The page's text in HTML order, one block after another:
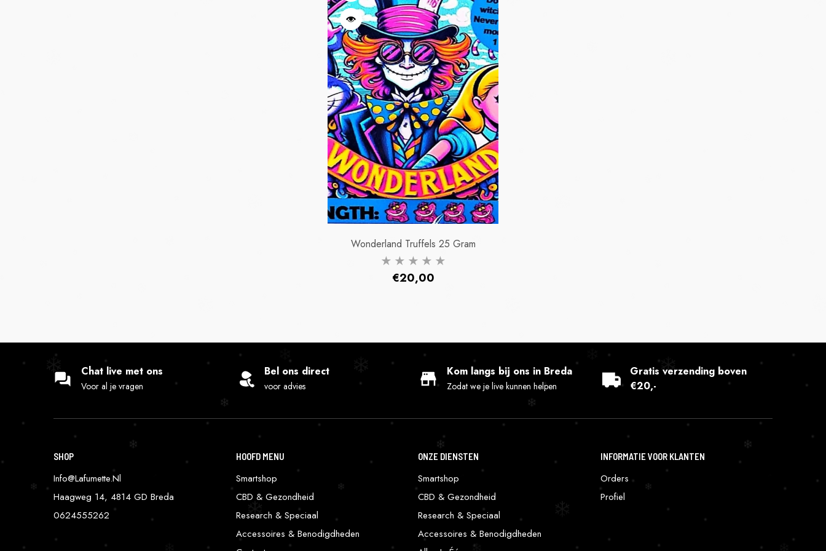
Wonderland Truffels 25 Gram
Prix
€20,00
Chat live met ons
Voor al je vragen
Bel ons direct
voor advies
Kom langs bij ons in Breda
Zodat we je live kunnen helpen
Gratis verzending boven
€20,-
SHOP
Info@lafumette.nl
Haagweg 14, 4814 GD Breda
0624555262
HOOFD MENU
Smartshop
CBD & Gezondheid
Research & Speciaal
Accessoires & Benodigdheden
ONZE DIENSTEN
Smartshop
CBD & Gezondheid
Research & Speciaal
Accessoires & Benodigdheden
INFORMATIE VOOR KLANTEN
Orders
Profiel